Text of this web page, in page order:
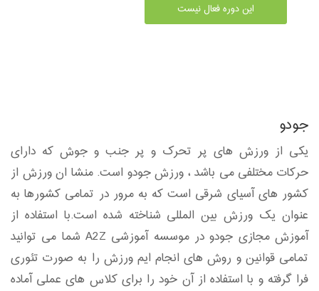
این دوره فعال نیست
جودو
یکی از ورزش های پر تحرک و پر جنب و جوش که دارای
حرکات مختلفی می باشد ، ورزش جودو است. منشا ان ورزش از
کشور های آسیای شرقی است که به مرور در تمامی کشورها به
عنوان یک ورزش بین المللی شناخته شده است.با استفاده از
آموزش مجازی جودو در موسسه آموزشی A2Z شما می توانید
تمامی قوانین و روش های انجام ایم ورزش را به صورت تئوری
فرا گرفته و با استفاده از آن خود را برای کلاس های عملی آماده